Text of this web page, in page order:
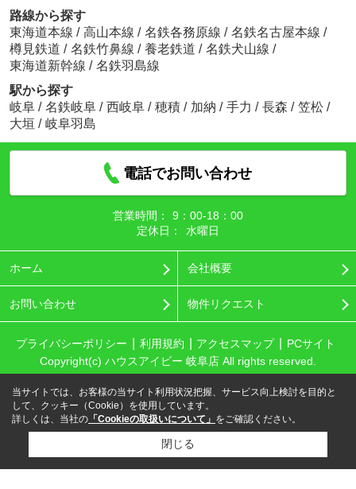
路線から探す
東海道本線 / 高山本線 / 名鉄各務原線 / 名鉄名古屋本線 /
樽見鉄道 / 名鉄竹鼻線 / 養老鉄道 / 名鉄犬山線 /
東海道新幹線 / 名鉄羽島線
駅から探す
岐阜 / 名鉄岐阜 / 西岐阜 / 穂積 / 加納 / 手力 / 長森 / 笠松 /
大垣 / 岐阜羽島
電話でお問い合わせ
営業時間：
9：00‐18：00
定休日：
水曜日
ホーム 会社概要
お問い合わせ 物件リクエスト
プライバシーポリシー 利用規約 アクセスマップ
PCサイト
Copyright(c) ハウスアイビー 岐阜店 All rights reserved.
当サイトでは、お客様の当サイト利用状況把握、サービス向上検討を目的と
して、クッキー（Cookie）を使用しています。
詳しくは、当社の 「Cookieの取扱いについて」 をご確認ください。
閉じる